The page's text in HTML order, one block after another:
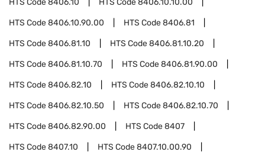
HTS Code8406.10 HTS Code8406.10.10.00
HTS Code8406.10.90.00 HTS Code8406.81
HTS Code8406.81.10 HTS Code8406.81.10.20
HTS Code8406.81.10.70 HTS Code8406.81.90.00
HTS Code8406.82.10 HTS Code8406.82.10.10
HTS Code8406.82.10.50 HTS Code8406.82.10.70
HTS Code8406.82.90.00 HTS Code8407
HTS Code8407.10 HTS Code8407.10.00.90